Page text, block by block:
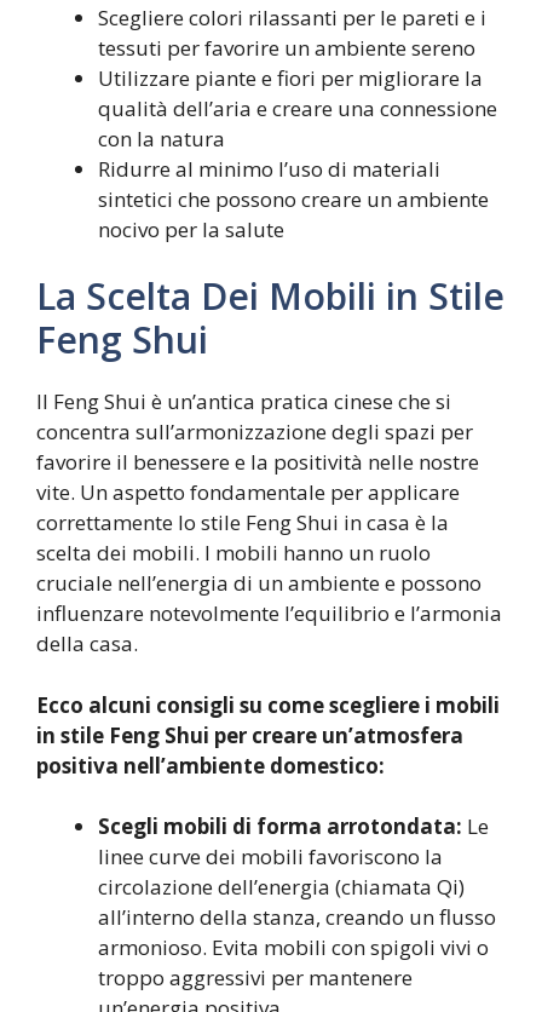
Scegliere colori rilassanti per le pareti e i
tessuti per favorire un ambiente sereno
Utilizzare piante e fiori per migliorare la
qualità dell’aria e creare una connessione
con la natura
Ridurre al minimo l’uso di materiali
sintetici che possono creare un ambiente
nocivo per la salute
La Scelta Dei Mobili in Stile
Feng Shui
Il Feng Shui è un’antica pratica cinese che si
concentra sull’armonizzazione degli spazi per
favorire il benessere e la positività nelle nostre
vite. Un aspetto fondamentale per applicare
correttamente lo stile Feng Shui in casa è la
scelta dei mobili. I mobili hanno un ruolo
cruciale nell’energia di un ambiente e possono
influenzare notevolmente l’equilibrio e l’armonia
della casa.
Ecco alcuni consigli su come scegliere i mobili
in stile Feng Shui per creare un’atmosfera
positiva nell’ambiente domestico:
Scegli mobili di forma arrotondata: Le
linee curve dei mobili favoriscono la
circolazione dell’energia (chiamata Qi)
all’interno della stanza, creando un flusso
armonioso. Evita mobili con spigoli vivi o
troppo aggressivi per mantenere